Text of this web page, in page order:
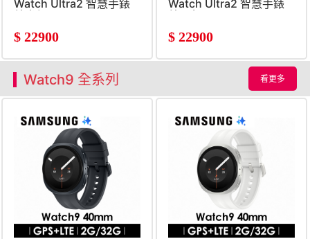
Watch Ultra2 智慧手錶
$ 22900
Watch Ultra2 智慧手錶
$ 22900
Watch9 全系列 看更多